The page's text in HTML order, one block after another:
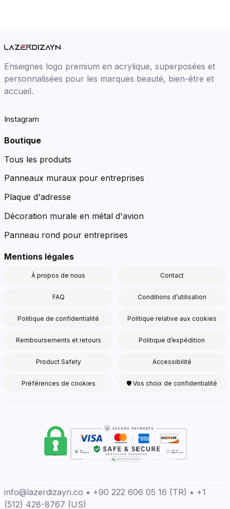
Enseignes logo premium en acrylique, superposées et
personnalisées pour les marques beauté, bien-être et
accueil.
Instagram
Boutique
Tous les produits
Panneaux muraux pour entreprises
Plaque d'adresse
Décoration murale en métal d'avion
Panneau rond pour entreprises
Mentions légales
À propos de nous Contact
FAQ Conditions d’utilisation
Politique de confidentialité Politique relative aux cookies
Remboursements et retours Politique d’expédition
Product Safety Accessibilité
Préférences de cookies 🛡 Vos choix de confidentialité
info@lazerdizayn.co • +90 222 606 05 16 (TR) • +1
(512) 428-8767 (US)